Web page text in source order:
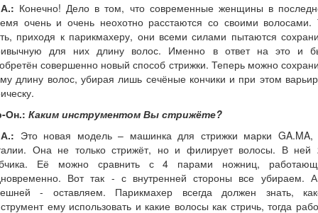
Конечно! Дело в том, что современные женщины в
очень и очень неохотно расстаются со своими волосами.
приходя к парикмахеру, они всеми силами пытаются
для них длину волос. Именно в ответ на это и
совершенно новый способ стрижки. Теперь можно
длину волос, убирая лишь сечёные кончики и при этом
Он.: Каким инструментом Вы стрижёте?
Это новая модель – машинка для стрижки марки GA.MA,
Она не только стрижёт, но и филирует волосы. В ней
Её можно сравнить с 4 парами ножниц,
Вот так - с внутренней стороны все убираем.
- оставляем. Парикмахер всегда должен знать,
ему использовать и какие волосы как стричь, тогда